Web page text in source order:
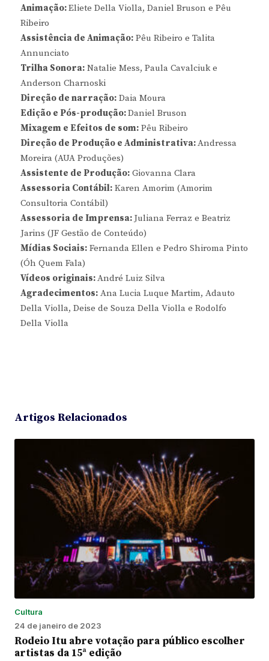
Animação:Eliete Della Violla, Daniel Bruson e Pêu
Ribeiro
Assistência de Animação:Pêu Ribeiro e Talita
Annunciato
Trilha Sonora:Natalie Mess, Paula Cavalciuk e
Anderson Charnoski
Direção de narração:Daia Moura
Edição e Pós-produção:Daniel Bruson
Mixagem e Efeitos de som:Pêu Ribeiro
Direção de Produção e Administrativa:Andressa
Moreira (AUA Produções)
Assistente de Produção:Giovanna Clara
Assessoria Contábil:Karen Amorim (Amorim
Consultoria Contábil)
Assessoria de Imprensa: Juliana Ferraz e Beatriz
Jarins (JF Gestão de Conteúdo)
Mídias Sociais:Fernanda Ellen e Pedro Shiroma Pinto
(Óh Quem Fala)
Vídeos originais:André Luiz Silva
Agradecimentos:Ana Lucia Luque Martim, Adauto
Della Violla, Deise de Souza Della Violla e Rodolfo
Della Violla
Artigos Relacionados
Cultura
24 de janeiro de 2023
Rodeio Itu abre votação para público escolher
artistas da 15ª edição